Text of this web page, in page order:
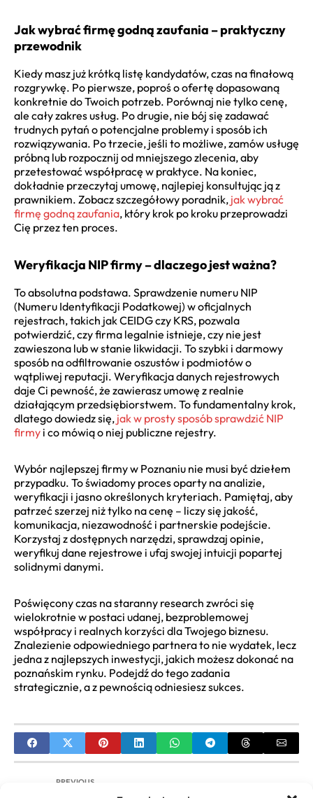
Jak wybrać firmę godną zaufania – praktyczny
przewodnik
Kiedy masz już krótką listę kandydatów, czas na finałową
rozgrywkę. Po pierwsze, poproś o ofertę dopasowaną
konkretnie do Twoich potrzeb. Porównaj nie tylko cenę,
ale cały zakres usług. Po drugie, nie bój się zadawać
trudnych pytań o potencjalne problemy i sposób ich
rozwiązywania. Po trzecie, jeśli to możliwe, zamów usługę
próbną lub rozpocznij od mniejszego zlecenia, aby
przetestować współpracę w praktyce. Na koniec,
dokładnie przeczytaj umowę, najlepiej konsultując ją z
prawnikiem. Zobacz szczegółowy poradnik, jak wybrać
firmę godną zaufania, który krok po kroku przeprowadzi
Cię przez ten proces.
Weryfikacja NIP firmy – dlaczego jest ważna?
To absolutna podstawa. Sprawdzenie numeru NIP
(Numeru Identyfikacji Podatkowej) w oficjalnych
rejestrach, takich jak CEIDG czy KRS, pozwala
potwierdzić, czy firma legalnie istnieje, czy nie jest
zawieszona lub w stanie likwidacji. To szybki i darmowy
sposób na odfiltrowanie oszustów i podmiotów o
wątpliwej reputacji. Weryfikacja danych rejestrowych
daje Ci pewność, że zawierasz umowę z realnie
działającym przedsiębiorstwem. To fundamentalny krok,
dlatego dowiedz się, jak w prosty sposób sprawdzić NIP
firmy i co mówią o niej publiczne rejestry.
Wybór najlepszej firmy w Poznaniu nie musi być dziełem
przypadku. To świadomy proces oparty na analizie,
weryfikacji i jasno określonych kryteriach. Pamiętaj, aby
patrzeć szerzej niż tylko na cenę – liczy się jakość,
komunikacja, niezawodność i partnerskie podejście.
Korzystaj z dostępnych narzędzi, sprawdzaj opinie,
weryfikuj dane rejestrowe i ufaj swojej intuicji popartej
solidnymi danymi.
Poświęcony czas na staranny research zwróci się
wielokrotnie w postaci udanej, bezproblemowej
współpracy i realnych korzyści dla Twojego biznesu.
Znalezienie odpowiedniego partnera to nie wydatek, lecz
jedna z najlepszych inwestycji, jakich możesz dokonać na
poznańskim rynku. Podejdź do tego zadania
strategicznie, a z pewnością odniesiesz sukces.
PREVIOUS